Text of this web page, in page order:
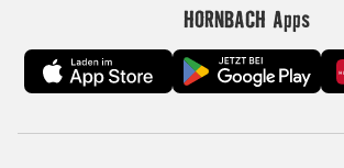
HORNBACH Apps